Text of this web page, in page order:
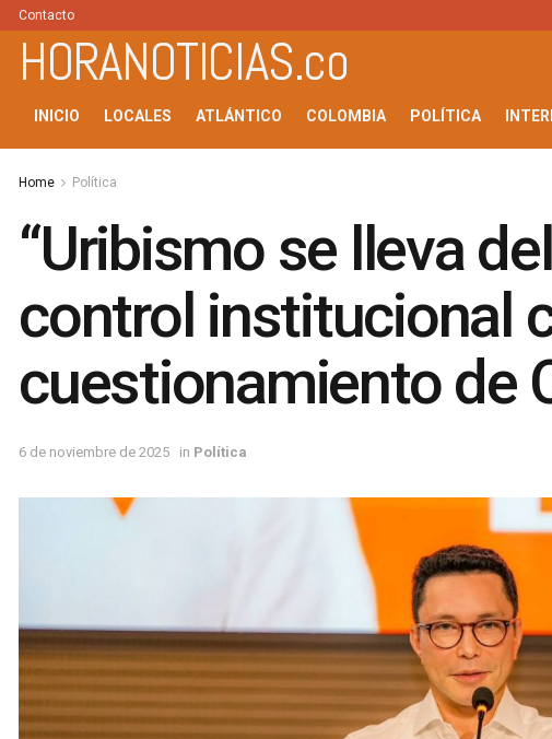
Contacto
HORANOTICIAS.co
INICIO LOCALES ATLÁNTICO COLOMBIA POLÍTICA
Home Política
“Uribismo se lleva
control institucional
cuestionamiento de
6 de noviembre de 2025 in Política